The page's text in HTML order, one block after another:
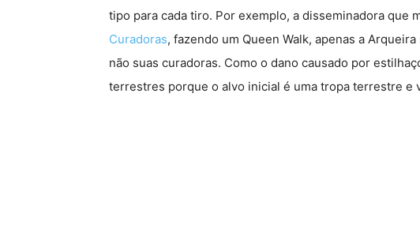
tipo para cada tiro. Por exemplo, a disseminadora que
Curadoras, fazendo um Queen Walk, apenas a
não suas curadoras. Como o dano causado por
terrestres porque o alvo inicial é uma tropa terrestre e